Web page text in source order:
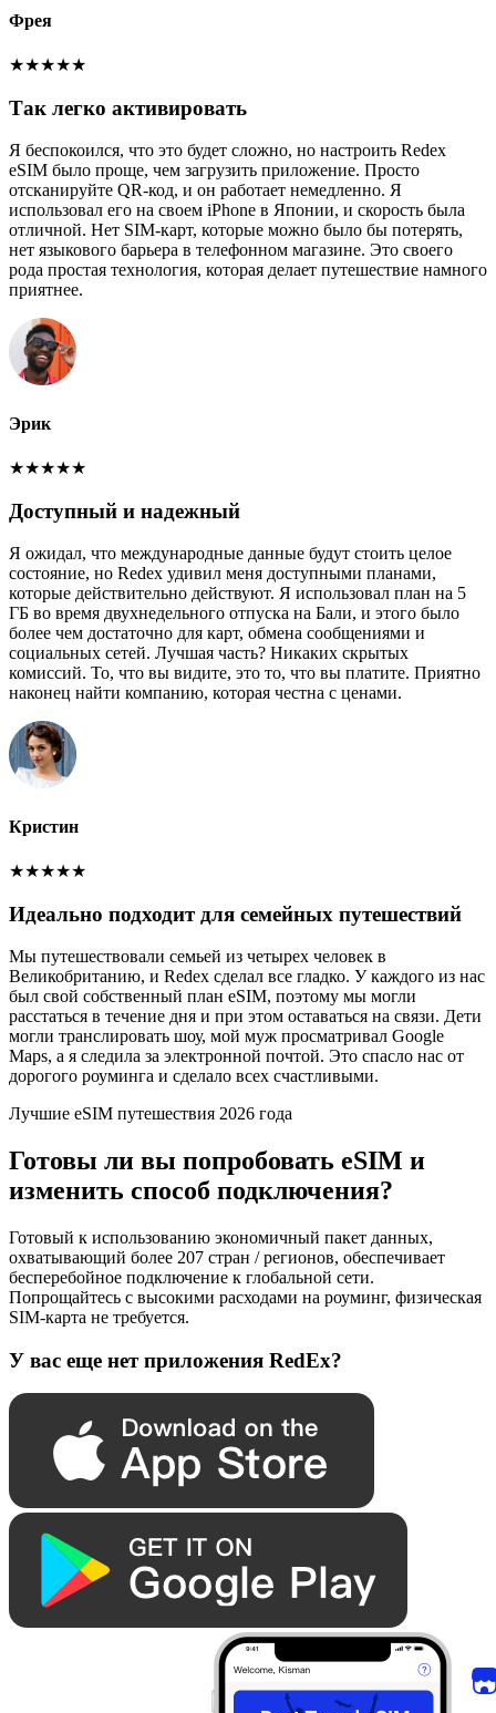
Фрея
★★★★★
Так легко активировать
Я беспокоился, что это будет сложно, но настроить Redex
eSIM было проще, чем загрузить приложение. Просто
отсканируйте QR-код, и он работает немедленно. Я
использовал его на своем iPhone в Японии, и скорость была
отличной. Нет SIM-карт, которые можно было бы потерять,
нет языкового барьера в телефонном магазине. Это своего
рода простая технология, которая делает путешествие намного
приятнее.
Эрик
★★★★★
Доступный и надежный
Я ожидал, что международные данные будут стоить целое
состояние, но Redex удивил меня доступными планами,
которые действительно действуют. Я использовал план на 5
ГБ во время двухнедельного отпуска на Бали, и этого было
более чем достаточно для карт, обмена сообщениями и
социальных сетей. Лучшая часть? Никаких скрытых
комиссий. То, что вы видите, это то, что вы платите. Приятно
наконец найти компанию, которая честна с ценами.
Кристин
★★★★★
Идеально подходит для семейных путешествий
Мы путешествовали семьей из четырех человек в
Великобританию, и Redex сделал все гладко. У каждого из нас
был свой собственный план eSIM, поэтому мы могли
расстаться в течение дня и при этом оставаться на связи. Дети
могли транслировать шоу, мой муж просматривал Google
Maps, а я следила за электронной почтой. Это спасло нас от
дорогого роуминга и сделало всех счастливыми.
Лучшие eSIM путешествия 2026 года
Готовы ли вы попробовать eSIM и
изменить способ подключения?
Готовый к использованию экономичный пакет данных,
охватывающий более 207 стран / регионов, обеспечивает
бесперебойное подключение к глобальной сети.
Попрощайтесь с высокими расходами на роуминг, физическая
SIM-карта не требуется.
У вас еще нет приложения RedEx?